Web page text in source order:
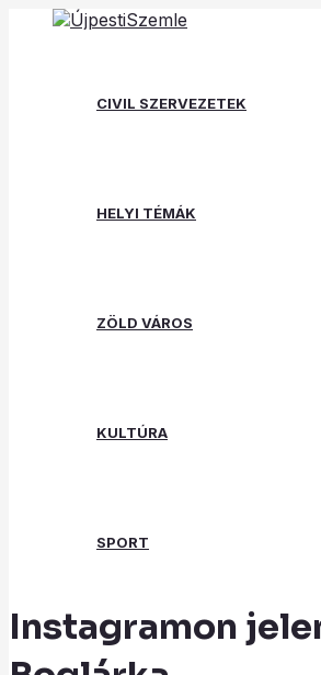
CIVIL SZERVEZETEK
HELYI TÉMÁK
ZÖLD VÁROS
KULTÚRA
SPORT
Search
Instagramon
navigation
Type
here..
Name*
Email*
Website